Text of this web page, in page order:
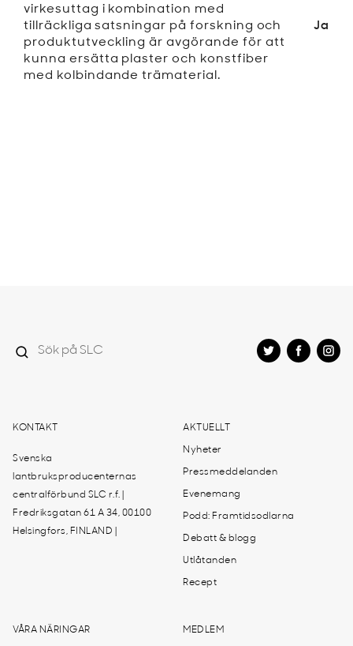
virkesuttag i kombination med
tillräckliga satsningar på forskning och
produktutveckling är avgörande för att
kunna ersätta plaster och konstfiber
med kolbindande trämaterial.
Ja
KONTAKT
Svenska
lantbruksproducenternas
centralförbund SLC r.f. |
Fredriksgatan 61 A 34, 00100
Helsingfors, FINLAND |
AKTUELLT
Nyheter
Pressmeddelanden
Evenemang
Podd: Framtidsodlarna
Debatt & blogg
Utlåtanden
Recept
VÅRA NÄRINGAR MEDLEM